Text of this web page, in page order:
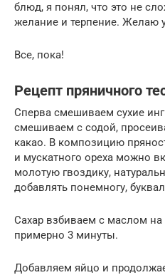
блюд, я понял, что это не
желание и терпение. Желаю
Все, пока!
Рецепт пряничного
Сперва смешиваем сухие
смешиваем с содой,
какао. В композицию
и мускатного ореха можно
молотую гвоздику,
добавлять понемногу,
Сахар взбиваем с маслом
примерно 3 минуты.
Добавляем яйцо и